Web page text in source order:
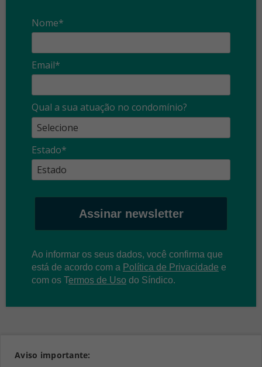
Nome*
Email*
Qual a sua atuação no condomínio?
Estado*
Assinar newsletter
Ao informar os seus dados, você confirma que
está de acordo com a Política de Privacidade e
com os Termos de Uso do Síndico.
Aviso importante: